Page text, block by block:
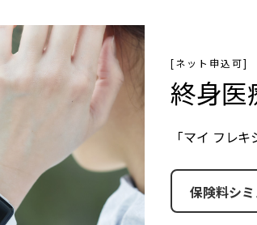
[ネット申込可]
終身医
「マイ フレ
保険料シ